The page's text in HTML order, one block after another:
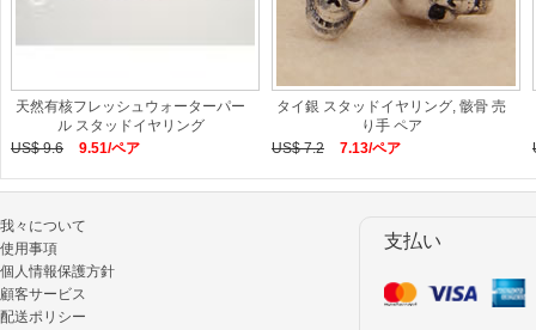
天然有核フレッシュウォーターパー
ル スタッドイヤリング
US$ 9.6
9.51/ペア
タイ銀 スタッドイヤリング, 骸骨 売
り手 ペア
US$ 7.2
7.13/ペア
我々について
使用事項
個人情報保護方針
顧客サービス
配送ポリシー
支払い